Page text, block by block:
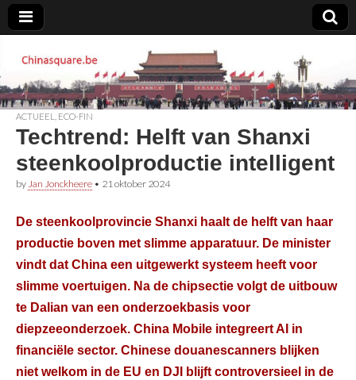
Chinasquare.be
ACTUEEL ECO-FIN
Techtrend: Helft van Shanxi
steenkoolproductie intelligent
by Jan Jonckheere • 21 oktober 2024
De steenkoolprovincie Shanxi haalt de helft van haar
productie boven met slimme apparatuur. De minister
vindt dat China een uitgewerkt systeem heeft voor
slimme voertuigen. Na de chipsectie volgt de uitbouw
te Dalian van een onderzoekbasis voor
diepzeeonderzoek. China Mobile integreert AI in
financiële sector. Chinese douanescanners blijken
niet welkom in de EU en DJI blijft controversieel in de